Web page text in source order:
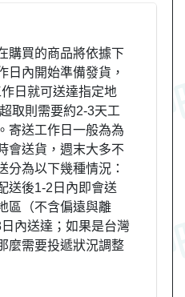
購買的商品將依據下
日內開始準備發貨，
日就可送達指定地
取則需要約2-3天工
寄送工作日一般為為
會送貨，週末大多不
分為以下幾種情況：
送後1-2日內即會送
區（不含偏遠與離
內送達；如果是台灣
麼需要投遞狀況調整